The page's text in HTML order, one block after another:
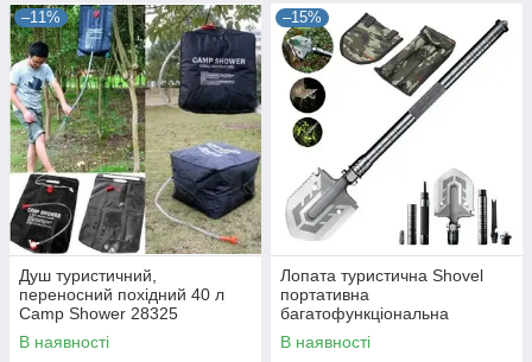
–11%
Душ туристичний,
переносний похідний 40 л
Camp Shower 28325
В наявності
–15%
Лопата туристична Shovel
портативна
багатофункціональна
складана з чохлом 4в1
(51906/101) 28325
В наявності